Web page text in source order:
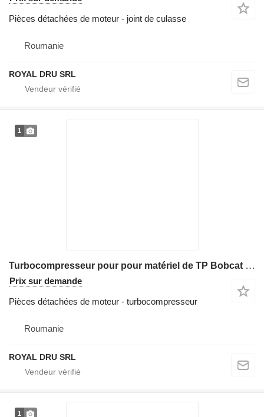
Pièces détachées de moteur - joint de culasse
Roumanie
ROYAL DRU SRL
1
Turbocompresseur pour pour matériel de TP Bobcat E85
Prix sur demande
Pièces détachées de moteur - turbocompresseur
Roumanie
ROYAL DRU SRL
1